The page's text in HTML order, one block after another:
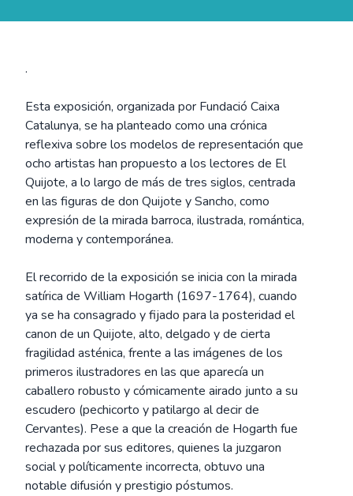
.
Esta exposición, organizada por Fundació Caixa
Catalunya, se ha planteado como una crónica
reflexiva sobre los modelos de representación que
ocho artistas han propuesto a los lectores de El
Quijote, a lo largo de más de tres siglos, centrada
en las figuras de don Quijote y Sancho, como
expresión de la mirada barroca, ilustrada, romántica,
moderna y contemporánea.
El recorrido de la exposición se inicia con la mirada
satírica de William Hogarth (1697-1764), cuando
ya se ha consagrado y fijado para la posteridad el
canon de un Quijote, alto, delgado y de cierta
fragilidad asténica, frente a las imágenes de los
primeros ilustradores en las que aparecía un
caballero robusto y cómicamente airado junto a su
escudero (pechicorto y patilargo al decir de
Cervantes). Pese a que la creación de Hogarth fue
rechazada por sus editores, quienes la juzgaron
social y políticamente incorrecta, obtuvo una
notable difusión y prestigio póstumos.